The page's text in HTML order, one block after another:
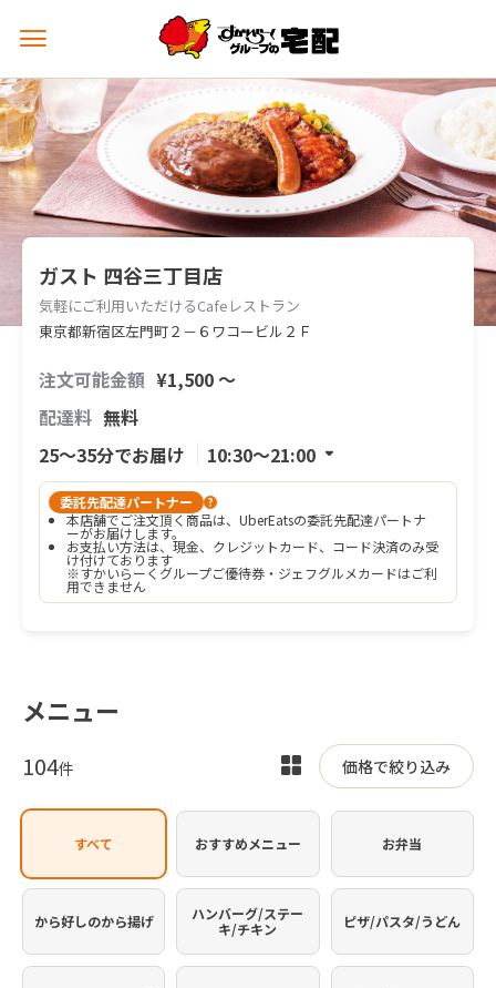
メ
ュ
ー
を
開
く
ガスト 四谷三丁目店
気軽にご利用いただけるCafeレストラン
東京都新宿区左門町２－６ワコービル２Ｆ
注文可能金額 ¥1,500 〜
配達料 無料
25〜35分でお届け
10:30〜21:00
委託先配達パートナー ?
本店舗でご注文頂く商品は、UberEatsの委託先配達パートナ
ーがお届けします。
お支払い方法は、現金、クレジットカード、コード決済のみ受
け付けております
※すかいらーくグループご優待券・ジェフグルメカードはご利
用できません
メニュー
104件
表
を
り
替
価格で絞り込み
すべて おすすめメニュー お弁当
から好しのから揚げ
ハンバーグ/ステー
キ/チキン
ピザ/パスタ/うどん